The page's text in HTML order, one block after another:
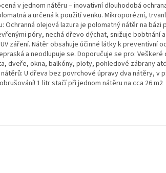
v jednom nátěru – inovativní dlouhodobá
a určená k použití venku. Mikroporézní,
Ochranná olejová lazura je polomatný nátěr na
póry, nechá dřevo dýchat, snižuje bobtnání
záření. Nátěr obsahuje účinné látky k preventivní
a neodlupuje se. Doporučuje se pro:
dveře, okna, balkóny, ploty, pohledové zábrany
U dřeva bez povrchové úpravy dva nátěry, v
1 litr stačí při jednom nátěru na cca 26 m2